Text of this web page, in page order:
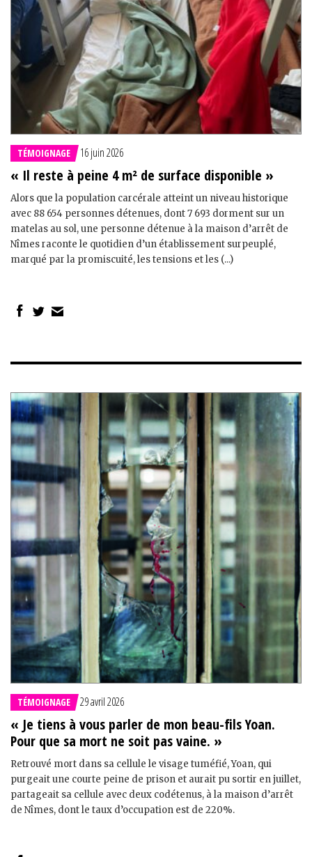
TÉMOIGNAGE 16 juin 2026
« Il reste à peine 4 m² de surface disponible »
Alors que la population carcérale atteint un niveau historique
avec 88 654 personnes détenues, dont 7 693 dorment sur un
matelas au sol, une personne détenue à la maison d’arrêt de
Nîmes raconte le quotidien d’un établissement surpeuplé,
marqué par la promiscuité, les tensions et les (...)
TÉMOIGNAGE 29 avril 2026
« Je tiens à vous parler de mon beau-fils Yoan.
Pour que sa mort ne soit pas vaine. »
Retrouvé mort dans sa cellule le visage tuméfié, Yoan, qui
purgeait une courte peine de prison et aurait pu sortir en juillet,
partageait sa cellule avec deux codétenus, à la maison d’arrêt
de Nîmes, dont le taux d’occupation est de 220%.